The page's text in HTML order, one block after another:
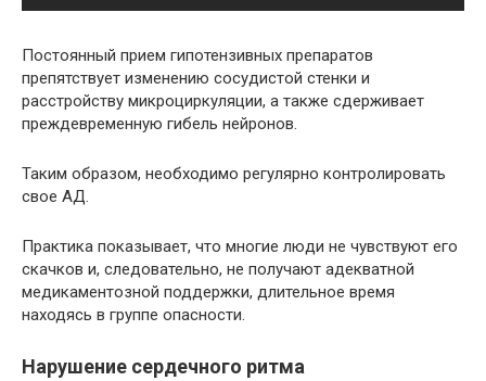
Постоянный прием гипотензивных препаратов
препятствует изменению сосудистой стенки и
расстройству микроциркуляции, а также сдерживает
преждевременную гибель нейронов.
Таким образом, необходимо регулярно контролировать
свое АД.
Практика показывает, что многие люди не чувствуют его
скачков и, следовательно, не получают адекватной
медикаментозной поддержки, длительное время
находясь в группе опасности.
Нарушение сердечного ритма